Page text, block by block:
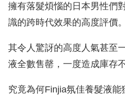
擁有落髮煩惱的日本男性們
識的跨時代效果的高度評價。
其令人驚訝的高度人氣甚至
液全數售罄，一度造成庫存
究竟為何Finjia氛佳養髮液能